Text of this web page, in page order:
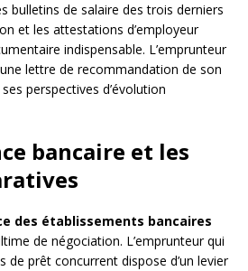
bulletins de salaire des trois derniers
et les attestations d’employeur
indispensable. L’emprunteur
lettre de recommandation de son
perspectives d’évolution
bancaire et les
des établissements bancaires
de négociation. L’emprunteur qui
de prêt concurrent dispose d’un levier